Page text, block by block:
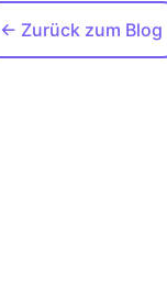
← Zurück zum Blog